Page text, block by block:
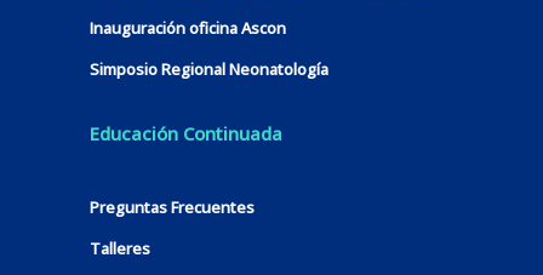
Inauguración oficina Ascon
Simposio Regional Neonatología
Educación Continuada
Preguntas Frecuentes
Talleres